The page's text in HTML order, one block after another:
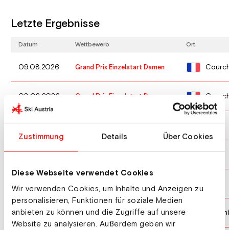
Zustimmung Details Über Cookies
Diese Webseite verwendet Cookies
Wir verwenden Cookies, um Inhalte und Anzeigen zu
personalisieren, Funktionen für soziale Medien
anbieten zu können und die Zugriffe auf unsere
Website zu analysieren. Außerdem geben wir
Letzte Ergebnisse
Datum Wettbewerb Ort
09.08.2026 Grand Prix Einzelstart Damen
08.08.2026 Grand Prix Einzelstart Damen
15.03.2026 Weltcup Großschanze Damen Oslo
06.03.2026 Weltcup Großschanze Damen Lahti
05.03.2026
28.02.2026 Weltcup Normalschanze Damen